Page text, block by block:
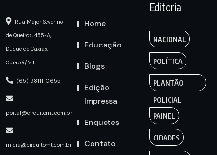
Rua Major Severino
de Queiroz, 455-A,
Duque de Caxias,
Cuiabá/MT
(65) 98111-0655
portal@circuitomt.com.br
midia@circuitomt.com.br
Home
Educação
Blogs
Edição
Impressa
Enquetes
Contato
Editoria
NACIONAL
POLÍTICA
PLANTÃO
POLICIAL
PAINEL
CIDADES